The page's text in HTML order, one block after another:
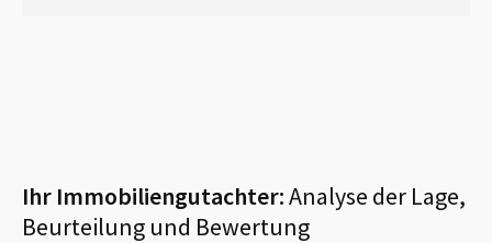
Ihr Immobiliengutachter:Analyse der Lage,
Beurteilung und Bewertung